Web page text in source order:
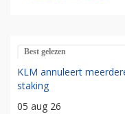
Best gelezen
KLM annuleert
staking
05 aug 26